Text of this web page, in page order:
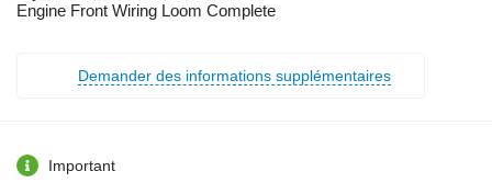
Engine Front Wiring Loom Complete
Demander des informations supplémentaires
Important